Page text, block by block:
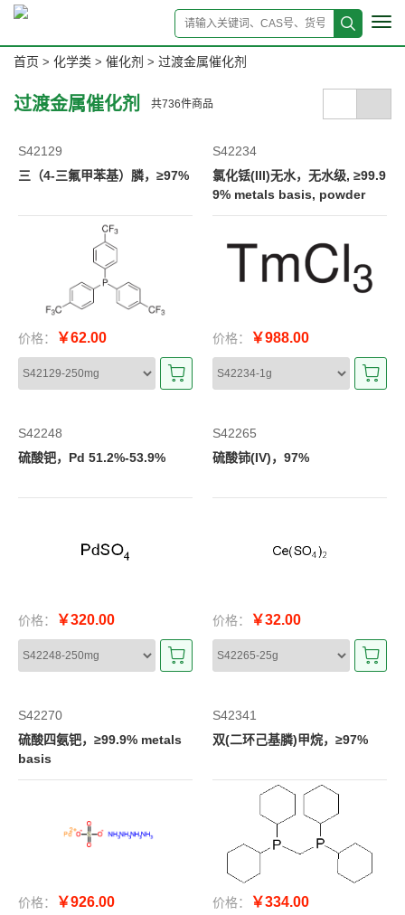
首页 > 化学类 > 催化剂 > 过渡金属催化剂
过渡金属催化剂 共736件商品
S42129
三（4-三氟甲苯基）膦，≥97%
价格： ￥62.00
S42234
氯化铥(III)无水，无水级, ≥99.9
9% metals basis, powder
价格： ￥988.00
S42248
硫酸钯，Pd 51.2%-53.9%
价格： ￥320.00
S42265
硫酸铈(IV)，97%
价格： ￥32.00
S42270
硫酸四氨钯，≥99.9% metals
basis
价格： ￥926.00
S42341
双(二环己基膦)甲烷，≥97%
价格： ￥334.00